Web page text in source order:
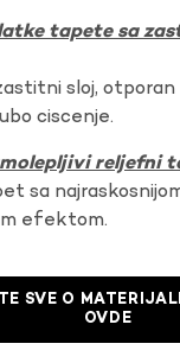
tapete sa
sloj,
ciscenje.
reljefni
sa
efektom.
SVE O
OVDE